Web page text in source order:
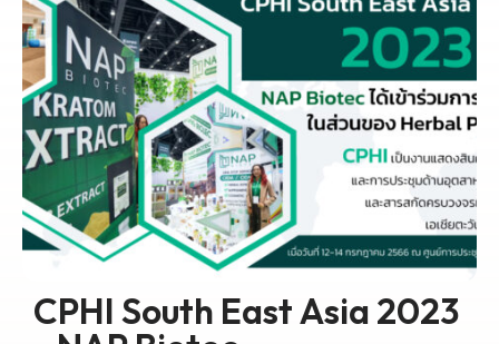
CPHI South East Asia 2023